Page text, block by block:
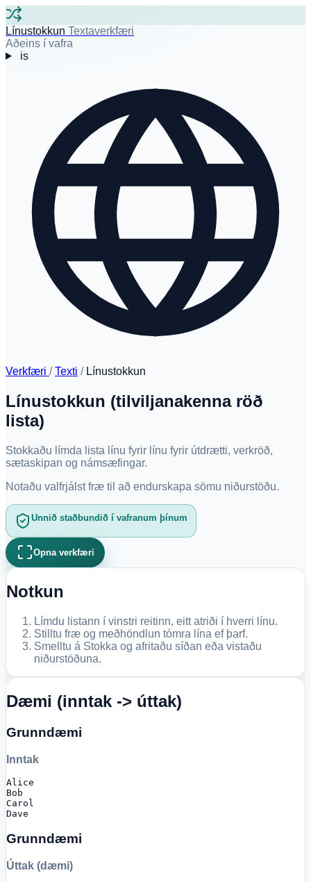
Línustokkun Textaverkfæri
Aðeins í vafra
is
Verkfæri / Texti / Línustokkun
Línustokkun (tilviljanakenna röð
lista)
Stokkaðu límda lista línu fyrir línu fyrir útdrætti, verkröð,
sætaskipan og námsæfingar.
Notaðu valfrjálst fræ til að endurskapa sömu niðurstöðu.
Unnið staðbundið í vafranum þínum
Opna verkfæri
Notkun
Límdu listann í vinstri reitinn, eitt atriði í hverri línu.
Stilltu fræ og meðhöndlun tómra lína ef þarf.
Smelltu á Stokka og afritaðu síðan eða vistaðu
niðurstöðuna.
Dæmi (inntak -> úttak)
Grunndæmi
Inntak
Alice
Bob
Carol
Dave
Grunndæmi
Úttak (dæmi)